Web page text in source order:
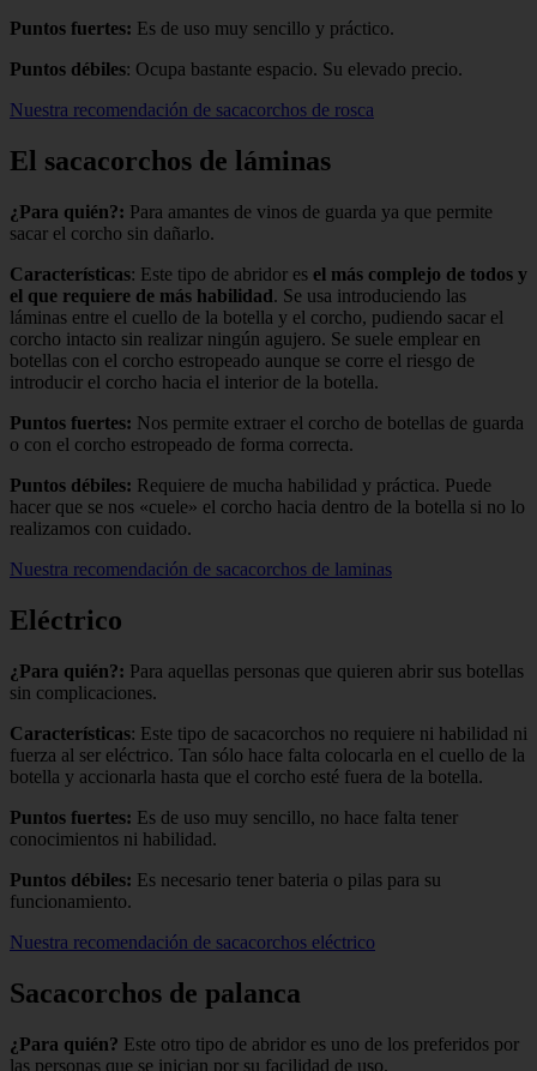
Puntos fuertes: Es de uso muy sencillo y práctico.
Puntos débiles: Ocupa bastante espacio. Su elevado precio.
Nuestra recomendación de sacacorchos de rosca
El sacacorchos de láminas
¿Para quién?: Para amantes de vinos de guarda ya que permite
sacar el corcho sin dañarlo.
Características: Este tipo de abridor es el más complejo de todos y
el que requiere de más habilidad. Se usa introduciendo las
láminas entre el cuello de la botella y el corcho, pudiendo sacar el
corcho intacto sin realizar ningún agujero. Se suele emplear en
botellas con el corcho estropeado aunque se corre el riesgo de
introducir el corcho hacia el interior de la botella.
Puntos fuertes: Nos permite extraer el corcho de botellas de guarda
o con el corcho estropeado de forma correcta.
Puntos débiles: Requiere de mucha habilidad y práctica. Puede
hacer que se nos «cuele» el corcho hacia dentro de la botella si no lo
realizamos con cuidado.
Nuestra recomendación de sacacorchos de laminas
Eléctrico
¿Para quién?: Para aquellas personas que quieren abrir sus botellas
sin complicaciones.
Características: Este tipo de sacacorchos no requiere ni habilidad ni
fuerza al ser eléctrico. Tan sólo hace falta colocarla en el cuello de la
botella y accionarla hasta que el corcho esté fuera de la botella.
Puntos fuertes: Es de uso muy sencillo, no hace falta tener
conocimientos ni habilidad.
Puntos débiles: Es necesario tener bateria o pilas para su
funcionamiento.
Nuestra recomendación de sacacorchos eléctrico
Sacacorchos de palanca
¿Para quién? Este otro tipo de abridor es uno de los preferidos por
las personas que se inician por su facilidad de uso.